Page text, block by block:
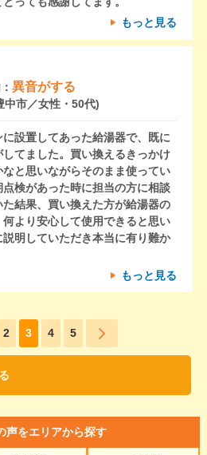
もっと見る
異音がする
中市／女性・50代)
設置してあった給湯器で、既に
てました。買い換えるきっかけ
と思いながらそのまま使ってい
検があった時に担当の方に相談
結果、買い換えた方が給湯器の
より安心して使用できると思い
明していただき本当に有り難か
もっと見る
2 3 4 5
声をエリアから探す